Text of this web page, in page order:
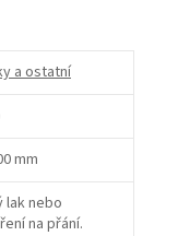
a ostatní
mm
lak nebo
na přání.